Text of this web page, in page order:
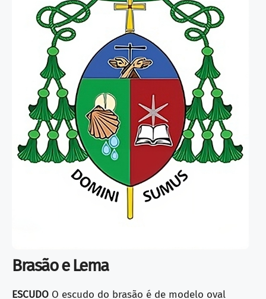
Brasão e Lema
ESCUDO O escudo do brasão é de modelo oval